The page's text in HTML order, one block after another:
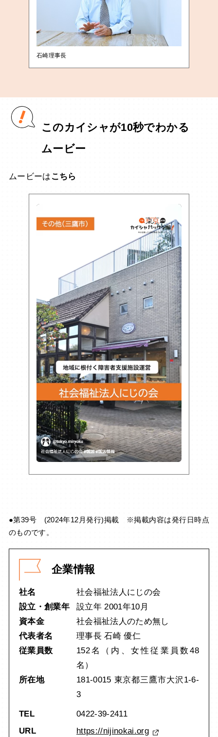
石崎理事長
このカイシャが10秒でわかる
ムービー
ムービーは こちら
●第39号 (2024年12月発行)掲載 ※掲載内容は発行日時点
のものです。
企業情報
社名
社会福祉法人にじの会
設立・創業年
設立年 2001年10月
資本金
社会福祉法人のため無し
代表者名
理事長 石崎 優仁
従業員数
152名（内、女性従業員数48
名）
所在地
181-0015 東京都三鷹市大沢1-6-
3
TEL
0422-39-2411
URL
https://nijinokai.org